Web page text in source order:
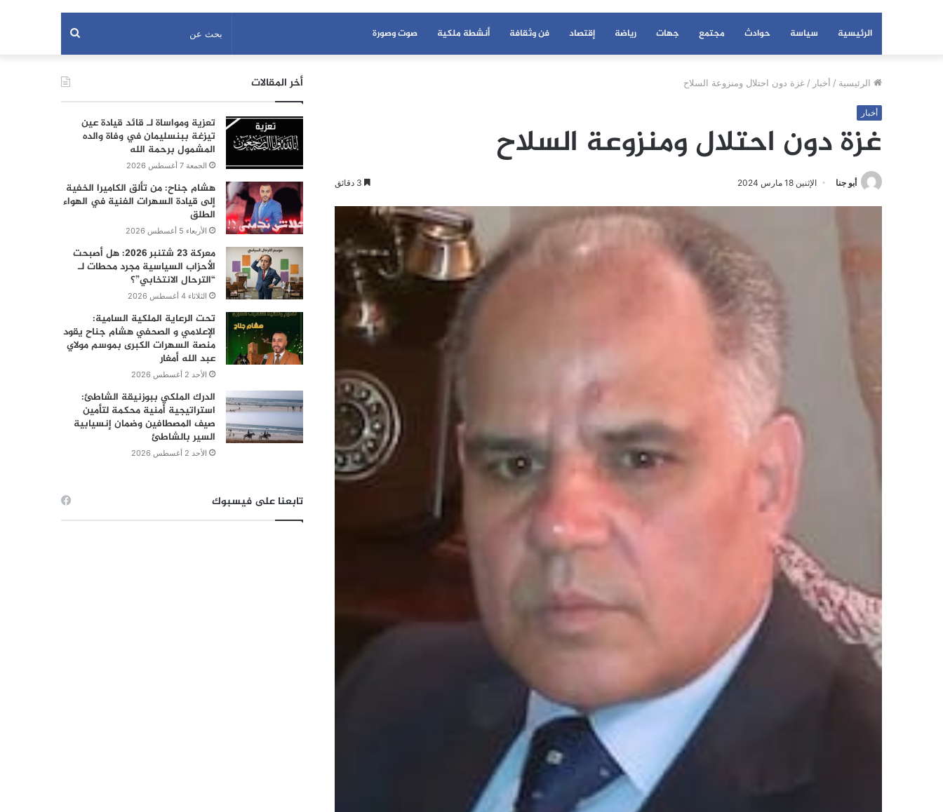
الرئيسية سياسة حوادث مجتمع جهات رياضة إقتصاد فن وثقافة أنشطة ملكية صوت وصورة بحث
عن
الرئيسية / أخبار / غزة دون احتلال ومنزوعة السلاح
أخبار
غزة دون احتلال ومنزوعة السلاح
أبو جنا الإثنين 18 مارس 2024
أخر المقالات
تعزية ومواساة لـ قائد قيادة عين
تيزغة ببنسليمان في وفاة والده
المشمول برحمة الله
الجمعة 7 أغسطس 2026
هشام جناح: من تألق الكاميرا الخفية
إلى قيادة السهرات الفنية في الهواء
الطلق
الأربعاء 5 أغسطس 2026
معركة 23 شتنبر 2026: هل أصبحت
الأحزاب السياسية مجرد محطات لـ
“الترحال الانتخابي”؟
الثلاثاء 4 أغسطس 2026
تحت الرعاية الملكية السامية:
الإعلامي و الصحفي هشام جناح يقود
منصة السهرات الكبرى بموسم مولاي
عبد الله أمغار
الأحد 2 أغسطس 2026
الدرك الملكي ببوزنيقة الشاطئ:
استراتيجية أمنية محكمة لتأمين
صيف المصطافين وضمان إنسيابية
السير بالشاطئ
الأحد 2 أغسطس 2026
تابعنا على فيسبوك